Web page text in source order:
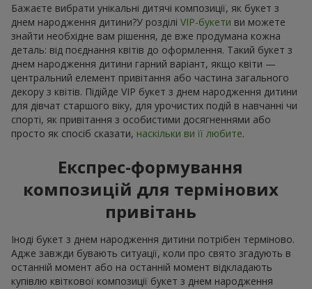
Бажаєте вибрати унікальні дитячі композиції, як букет з
днем народження дитини?У розділі VIP-букети ви можете
знайти необхідне вам рішення, де вже продумана кожна
деталь: від поєднання квітів до оформлення. Такий букет з
днем народження дитини гарний варіант, якщо квіти —
центральний елемент привітання або частина загального
декору з квітів. Підійде VIP букет з днем народження дитини
для дівчат старшого віку, для урочистих подій в навчанні чи
спорті, як привітання з особистими досягненнями або
просто як спосіб сказати, наскільки ви її любите.
Експрес-формування
композицій для термінових
привітань
Іноді букет з днем народження дитини потрібен терміново.
Адже завжди бувають ситуації, коли про свято згадують в
останній момент або на останній момент відкладають
купівлю квіткової композиції букет з днем народження